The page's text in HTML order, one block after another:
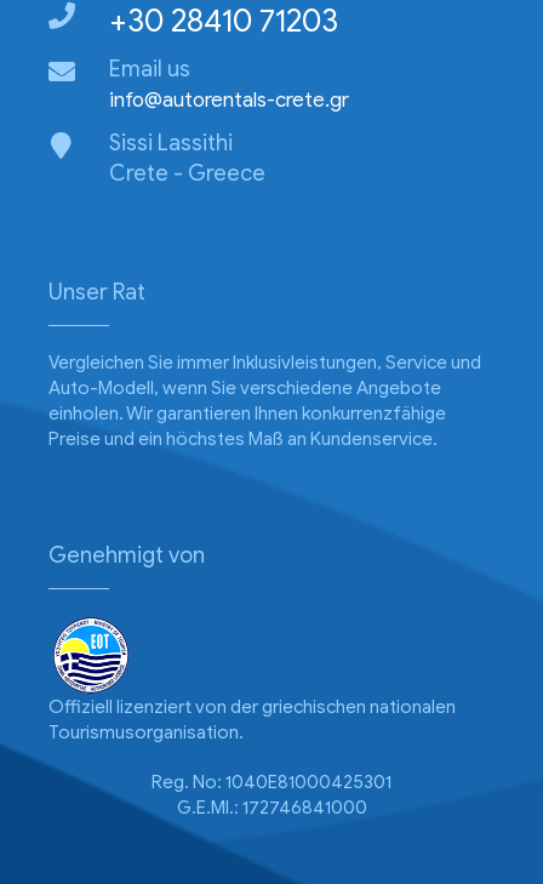
+30 28410 71203
Email us
info@autorentals-crete.gr
Sissi Lassithi
Crete - Greece
Unser Rat
Vergleichen Sie immer Inklusivleistungen, Service und
Auto-Modell, wenn Sie verschiedene Angebote
einholen. Wir garantieren Ihnen konkurrenzfähige
Preise und ein höchstes Maß an Kundenservice.
Genehmigt von
Offiziell lizenziert von der griechischen nationalen
Tourismusorganisation.
Reg. No: 1040E81000425301
G.E.MI.: 172746841000